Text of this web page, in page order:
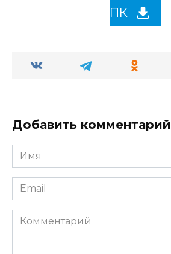
ПК
Добавить комментарий
Имя
*
Email
*
Комментарий